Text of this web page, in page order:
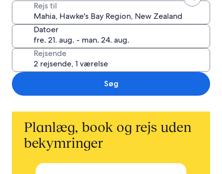
Rejs til
Datoer
Rejsende
Søg
Planlæg, book og rejs uden
bekymringer